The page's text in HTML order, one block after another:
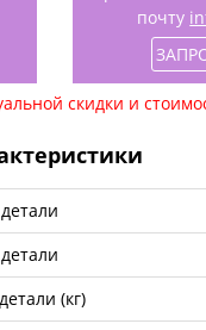
почту
скидки и
(кг)